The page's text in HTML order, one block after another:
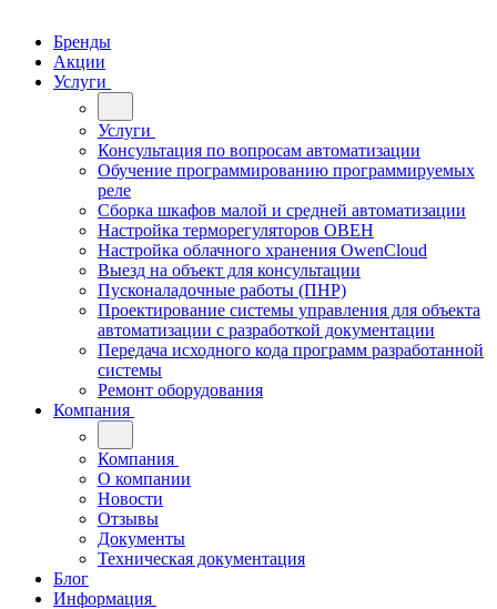
Бренды
Акции
Услуги
Услуги
Консультация по вопросам автоматизации
Обучение программированию программируемых
реле
Сборка шкафов малой и средней автоматизации
Настройка терморегуляторов ОВЕН
Настройка облачного хранения OwenCloud
Выезд на объект для консультации
Пусконаладочные работы (ПНР)
Проектирование системы управления для объекта
автоматизации с разработкой документации
Передача исходного кода программ разработанной
системы
Ремонт оборудования
Компания
Компания
О компании
Новости
Отзывы
Документы
Техническая документация
Блог
Информация